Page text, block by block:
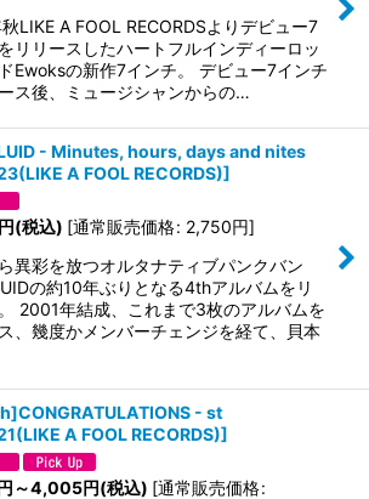
LIKE A FOOL RECORDSよりデビュー7
リリースしたハートフルインディーロッ
Ewoksの新作7インチ。 デビュー7インチ
ス後、ミュージシャンからの…
- Minutes, hours, days and nites
A FOOL RECORDS)]
円(税込) [通常販売価格: 2,750円]
異彩を放つオルタナティブパンクバン
の約10年ぶりとなる4thアルバムをリ
2001年結成、これまで3枚のアルバムを
、幾度かメンバーチェンジを経て、貝本
- st
A FOOL RECORDS)]
～4,005円(税込) [通常販売価格: